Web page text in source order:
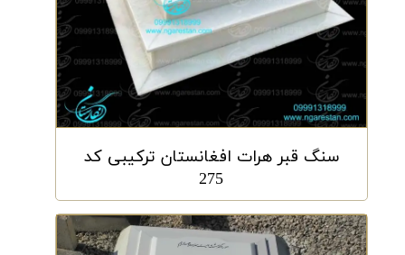
سنگ قبر هرات افغانستان ترکیبی کد
275